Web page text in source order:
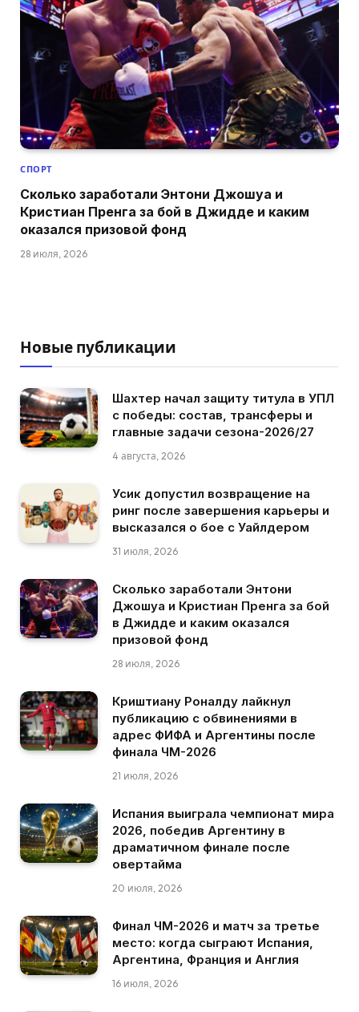
СПОРТ
Сколько заработали Энтони Джошуа и
Кристиан Пренга за бой в Джидде и каким
оказался призовой фонд
28 июля, 2026
Новые публикации
Шахтер начал защиту титула в УПЛ
с победы: состав, трансферы и
главные задачи сезона-2026/27
4 августа, 2026
Усик допустил возвращение на
ринг после завершения карьеры и
высказался о бое с Уайлдером
31 июля, 2026
Сколько заработали Энтони
Джошуа и Кристиан Пренга за бой
в Джидде и каким оказался
призовой фонд
28 июля, 2026
Криштиану Роналду лайкнул
публикацию с обвинениями в
адрес ФИФА и Аргентины после
финала ЧМ-2026
21 июля, 2026
Испания выиграла чемпионат мира
2026, победив Аргентину в
драматичном финале после
овертайма
20 июля, 2026
Финал ЧМ-2026 и матч за третье
место: когда сыграют Испания,
Аргентина, Франция и Англия
16 июля, 2026